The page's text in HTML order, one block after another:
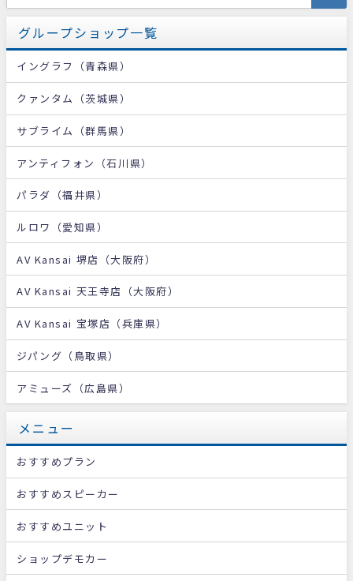
グループショップ一覧
イングラフ（青森県）
クァンタム（茨城県）
サブライム（群馬県）
アンティフォン（石川県）
パラダ（福井県）
ルロワ（愛知県）
AV Kansai 堺店（大阪府）
AV Kansai 天王寺店（大阪府）
AV Kansai 宝塚店（兵庫県）
ジパング（鳥取県）
アミューズ（広島県）
メニュー
おすすめプラン
おすすめスピーカー
おすすめユニット
ショップデモカー